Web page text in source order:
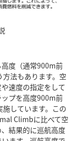
度（通常900m前
法もあります。空
速度の指定をして
プを高度900m前
しています。この
Climbに比べて空
結果的に巡航高度